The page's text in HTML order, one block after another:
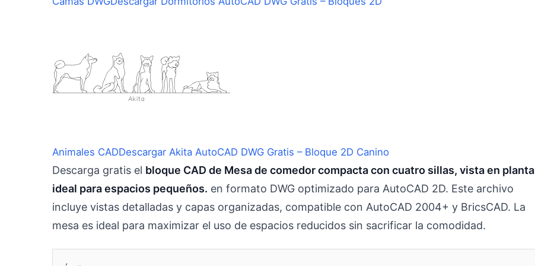
Animales CADDescargar Akita AutoCAD DWG Gratis – Bloque 2D Canino
Descarga gratis el bloque CAD de Mesa de comedor compacta con cuatro sillas, vista en planta
ideal para espacios pequeños. en formato DWG optimizado para AutoCAD 2D. Este archivo
incluye vistas detalladas y capas organizadas, compatible con AutoCAD 2004+ y BricsCAD. La
mesa es ideal para maximizar el uso de espacios reducidos sin sacrificar la comodidad.